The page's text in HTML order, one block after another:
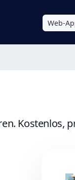
Web-
Kostenlos,